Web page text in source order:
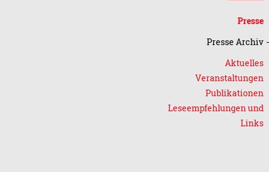
Presse
Presse Archiv
Aktuelles
Veranstaltungen
Publikationen
Leseempfehlungen und
Links